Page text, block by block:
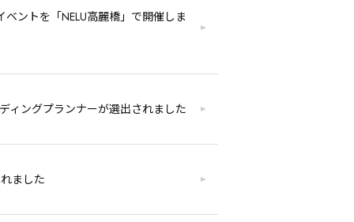
ントを「NELU高麗橋」で開催しま
ィングプランナーが選出されました
ました